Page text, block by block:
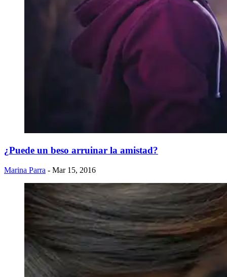
¿Puede un beso arruinar la amistad?
Marina Parra - Mar 15, 2016